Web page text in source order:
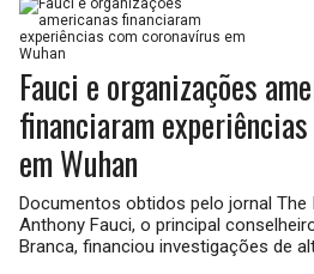
Fauci e organizações
financiaram
em Wuhan
Documentos obtidos pelo jornal
Anthony Fauci, o principal
Branca, financiou investigações de